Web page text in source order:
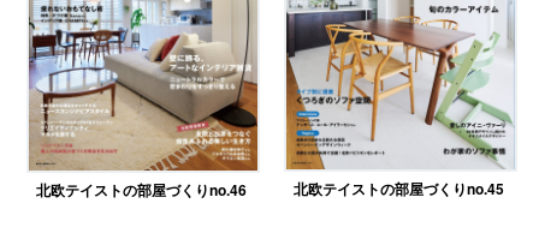
北欧テイストの部屋づくりno.46 北欧テイストの部屋づくりno.45